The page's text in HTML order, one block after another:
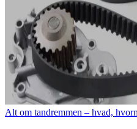
Alt om tandremmen – hvad,